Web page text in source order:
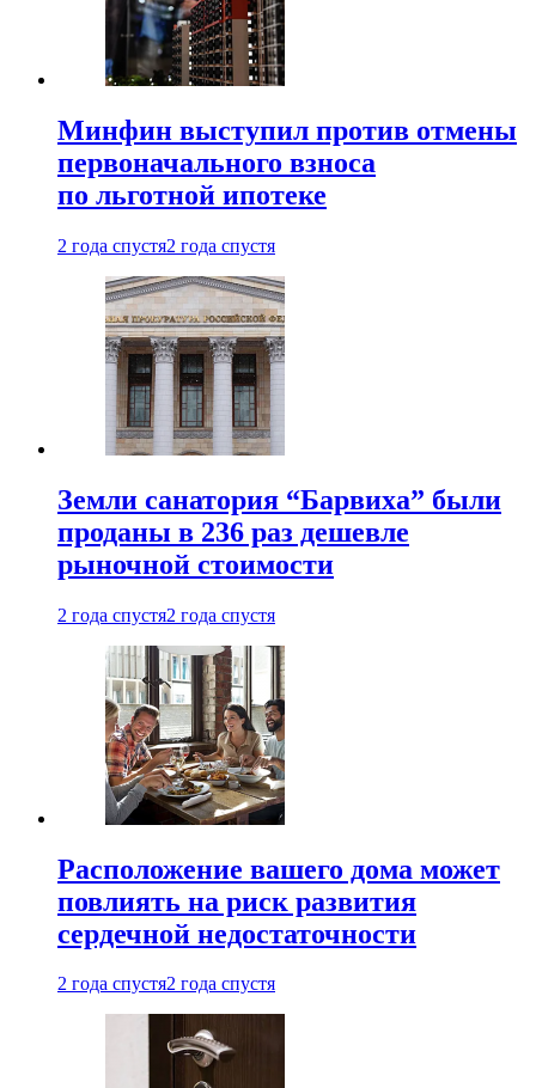
Минфин выступил против отмены
первоначального взноса
по льготной ипотеке
2 года спустя2 года спустя
Земли санатория “Барвиха” были
проданы в 236 раз дешевле
рыночной стоимости
2 года спустя2 года спустя
Расположение вашего дома может
повлиять на риск развития
сердечной недостаточности
2 года спустя2 года спустя